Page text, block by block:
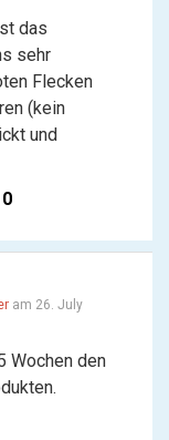
das
sehr
Flecken
(kein
und
0
am 26. July
Wochen den